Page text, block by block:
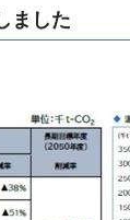
ました